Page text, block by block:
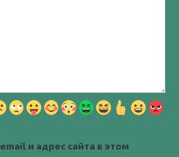
и адрес сайта в этом